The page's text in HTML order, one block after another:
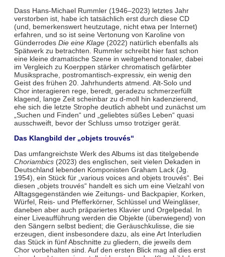
Dass Hans-Michael Rummler (1946–2023) letztes Jahr
verstorben ist, habe ich tatsächlich erst durch diese CD
(und, bemerkenswert heutzutage, nicht etwa per Internet)
erfahren, und so ist seine Vertonung von Karoline von
Günderrodes Die eine Klage(2022) natürlich ebenfalls als
Spätwerk zu betrachten. Rummler schreibt hier fast schon
eine kleine dramatische Szene in weitgehend tonaler, dabei
im Vergleich zu Koerppen stärker chromatisch gefärbter
Musiksprache, postromantisch-expressiv, ein wenig den
Geist des frühen 20. Jahrhunderts atmend. Alt-Solo und
Chor interagieren rege, beredt, geradezu schmerzerfüllt
klagend, lange Zeit scheinbar zu d-moll hin kadenzierend,
ehe sich die letzte Strophe deutlich abhebt und zunächst um
„Suchen und Finden“ und „geliebtes süßes Leben“ quasi
ausschweift, bevor der Schluss umso trotziger gerät.
Das Klangbild der „objets trouvés“
Das umfangreichste Werk des Albums ist das titelgebende
Choriambics(2023) des englischen, seit vielen Dekaden in
Deutschland lebenden Komponisten Graham Lack (Jg.
1954), ein Stück für „various voices and objets trouvés“. Bei
diesen „objets trouvés“ handelt es sich um eine Vielzahl von
Alltagsgegenständen wie Zeitungs- und Backpapier, Korken,
Würfel, Reis- und Pfefferkörner, Schlüssel und Weingläser,
daneben aber auch präpariertes Klavier und Orgelpedal. In
einer Liveaufführung werden die Objekte (überwiegend) von
den Sängern selbst bedient; die Geräuschkulisse, die sie
erzeugen, dient insbesondere dazu, als eine Art Interludien
das Stück in fünf Abschnitte zu gliedern, die jeweils dem
Chor vorbehalten sind. Auf den ersten Blick mag all dies erst